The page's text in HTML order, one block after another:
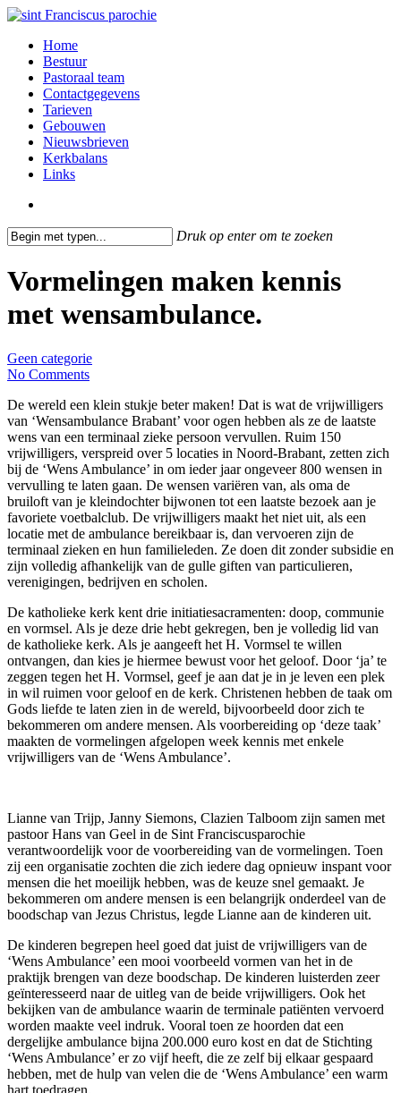
Skip
main
content
search
Menu
Home
Bestuur
Pastoraal team
Contactgegevens
Tarieven
Gebouwen
Nieuwsbrieven
Kerkbalans
Links
Druk op enter om te zoeken
Search
Vormelingen maken kennis
met wensambulance.
Geen categorie
No Comments
De wereld een klein stukje beter maken! Dat is wat de vrijwilligers
van ‘Wensambulance Brabant’ voor ogen hebben als ze de laatste
wens van een terminaal zieke persoon vervullen. Ruim 150
vrijwilligers, verspreid over 5 locaties in Noord-Brabant, zetten zich
bij de ‘Wens Ambulance’ in om ieder jaar ongeveer 800 wensen in
vervulling te laten gaan. De wensen variëren van, als oma de
bruiloft van je kleindochter bijwonen tot een laatste bezoek aan je
favoriete voetbalclub. De vrijwilligers maakt het niet uit, als een
locatie met de ambulance bereikbaar is, dan vervoeren zijn de
terminaal zieken en hun familieleden. Ze doen dit zonder subsidie en
zijn volledig afhankelijk van de gulle giften van particulieren,
verenigingen, bedrijven en scholen.
De katholieke kerk kent drie initiatiesacramenten: doop, communie
en vormsel. Als je deze drie hebt gekregen, ben je volledig lid van
de katholieke kerk. Als je aangeeft het H. Vormsel te willen
ontvangen, dan kies je hiermee bewust voor het geloof. Door ‘ja’ te
zeggen tegen het H. Vormsel, geef je aan dat je in je leven een plek
in wil ruimen voor geloof en de kerk. Christenen hebben de taak om
Gods liefde te laten zien in de wereld, bijvoorbeeld door zich te
bekommeren om andere mensen. Als voorbereiding op ‘deze taak’
maakten de vormelingen afgelopen week kennis met enkele
vrijwilligers van de ‘Wens Ambulance’.
Lianne van Trijp, Janny Siemons, Clazien Talboom zijn samen met
pastoor Hans van Geel in de Sint Franciscusparochie
verantwoordelijk voor de voorbereiding van de vormelingen. Toen
zij een organisatie zochten die zich iedere dag opnieuw inspant voor
mensen die het moeilijk hebben, was de keuze snel gemaakt. Je
bekommeren om andere mensen is een belangrijk onderdeel van de
boodschap van Jezus Christus, legde Lianne aan de kinderen uit.
De kinderen begrepen heel goed dat juist de vrijwilligers van de
‘Wens Ambulance’ een mooi voorbeeld vormen van het in de
praktijk brengen van deze boodschap. De kinderen luisterden zeer
geïnteresseerd naar de uitleg van de beide vrijwilligers. Ook het
bekijken van de ambulance waarin de terminale patiënten vervoerd
worden maakte veel indruk. Vooral toen ze hoorden dat een
dergelijke ambulance bijna 200.000 euro kost en dat de Stichting
‘Wens Ambulance’ er zo vijf heeft, die ze zelf bij elkaar gespaard
hebben, met de hulp van velen die de ‘Wens Ambulance’ een warm
hart toedragen.